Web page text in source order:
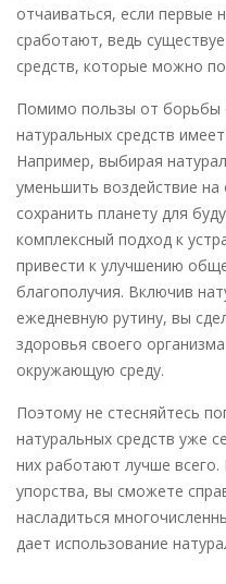
отчаиваться, если первые
сработают, ведь
средств, которые можно
Помимо пользы от борьбы
натуральных средств
Например, выбирая
уменьшить воздействие
сохранить планету для
комплексный подход к
привести к улучшению
благополучия. Включив
ежедневную рутину, вы
здоровья своего
окружающую среду.
Поэтому не стесняйтесь
натуральных средств уже
них работают лучше
упорства, вы сможете
насладиться
дает использование